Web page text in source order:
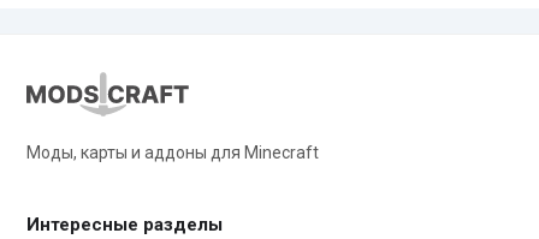
Моды, карты и аддоны для Minecraft
Интересные разделы